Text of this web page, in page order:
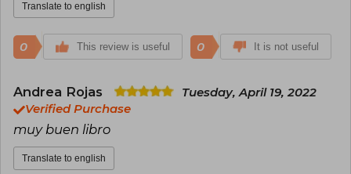
Translate to english
0 This review is useful 0 It is not useful
Andrea Rojas
Tuesday, April 19, 2022
Verified Purchase
muy buen libro
Translate to english